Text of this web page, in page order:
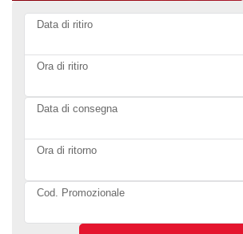
Data di ritiro
Ora di ritiro
Data di consegna
Ora di ritorno
Cod. Promozionale